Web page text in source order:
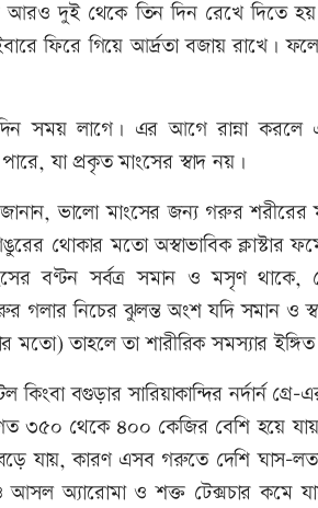
আরও দুই থেকে তিন দিন রেখে দিতে
ফিরে গিয়ে আর্দ্রতা বজায় রাখে। ফলে
সময় লাগে। এর আগে রান্না করলে
যা প্রকৃত মাংসের স্বাদ নয়।
ভালো মাংসের জন্য গরুর শরীরের
থোকার মতো অস্বাভাবিক ক্লাস্টার
বণ্টন সর্বত্র সমান ও মসৃণ থাকে,
গলার নিচের ঝুলন্ত অংশ যদি সমান ও
মতো) তাহলে তা শারীরিক সমস্যার
বগুড়ার সারিয়াকান্দির নর্দার্ন
৩৫০ থেকে ৪০০ কেজির বেশি হয়ে
যায়, কারণ এসব গরুতে দেশি ঘাস-লতা
আসল অ্যারোমা ও শক্ত টেক্সচার কমে